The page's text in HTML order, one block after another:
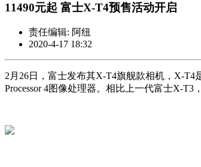
11490元起 富士X-T4预售活动开启
责任编辑: 阿纽
2020-4-17 18:32
2月26日，富士发布其X-T4旗舰款相机，X-T4
Processor 4图像处理器。相比上一代富士X-